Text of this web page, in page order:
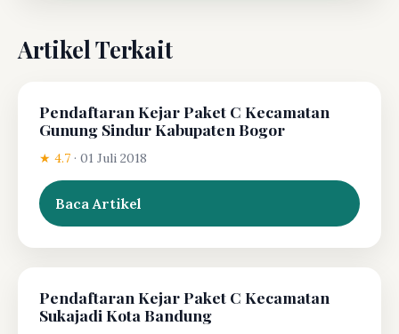
Artikel Terkait
Pendaftaran Kejar Paket C Kecamatan
Gunung Sindur Kabupaten Bogor
★ 4.7 · 01 Juli 2018
Baca Artikel
Pendaftaran Kejar Paket C Kecamatan
Sukajadi Kota Bandung